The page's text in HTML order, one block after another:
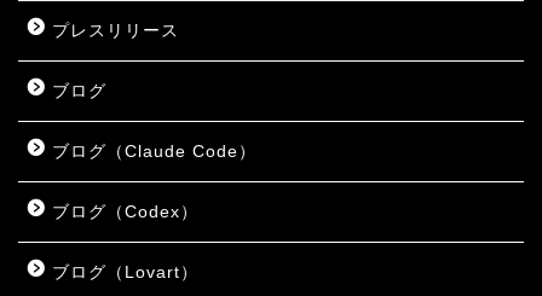
プレスリリース
ブログ
ブログ（Claude Code）
ブログ（Codex）
ブログ（Lovart）